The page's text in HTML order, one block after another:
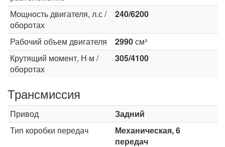
Мощность двигателя, л.с /
оборотах
240/6200
Рабочий объем двигателя 2990см³
Крутящий момент, Н·м /
оборотах
305/4100
Трансмиссия
Привод
Задний
Тип коробки передач
Механическая, 6
передач